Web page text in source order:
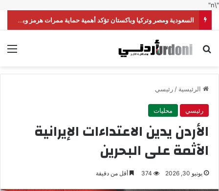
"\n"
السعودية ومصر وتركيا وباكستان تؤكد أهمية حماية ممرات هرمز وباب المندب
بحث عن
الرئيسية /رئيسي
رئيسي محليات
الأردن يدين الاعتداءات الإيرانية
الآثمة على البحرين
يونيو 30, 2026 374 أقل من دقيقة